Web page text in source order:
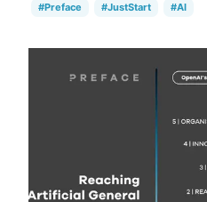
#Preface #JustStart #AI